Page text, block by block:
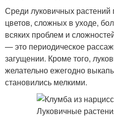
Среди луковичных растений
цветов, сложных в уходе,
всяких проблем и
— это периодическое
загущении. Кроме того,
желательно ежегодно
становились мелкими.